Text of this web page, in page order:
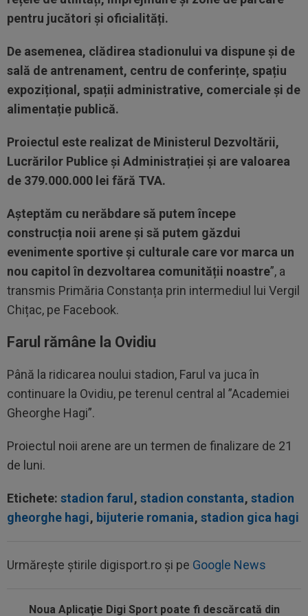
pentru jucători și oficialități.
De asemenea, clădirea stadionului va dispune și de
sală de antrenament, centru de conferințe, spațiu
expozițional, spații administrative, comerciale și de
alimentație publică.
Proiectul este realizat de Ministerul Dezvoltării,
Lucrărilor Publice și Administrației și are valoarea
de 379.000.000 lei fără TVA.
Așteptăm cu nerăbdare să putem începe
construcția noii arene și să putem găzdui
evenimente sportive și culturale care vor marca un
nou capitol în dezvoltarea comunității noastre”, a
transmis Primăria Constanța prin intermediul lui Vergil
Chițac, pe Facebook.
Farul rămâne la Ovidiu
Până la ridicarea noului stadion, Farul va juca în
continuare la Ovidiu, pe terenul central al ”Academiei
Gheorghe Hagi”.
Proiectul noii arene are un termen de finalizare de 21
de luni.
Etichete: stadion farul, stadion constanta, stadion
gheorghe hagi, bijuterie romania, stadion gica hagi
Urmărește știrile digisport.ro și pe Google News
Noua Aplicaţie Digi Sport poate fi descărcată din